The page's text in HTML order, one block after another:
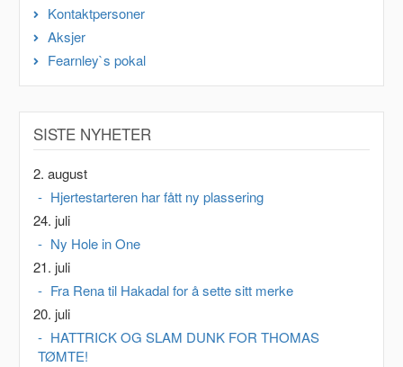
Kontaktpersoner
Aksjer
Fearnley`s pokal
SISTE NYHETER
2. august
Hjertestarteren har fått ny plassering
24. juli
Ny Hole in One
21. juli
Fra Rena til Hakadal for å sette sitt merke
20. juli
HATTRICK OG SLAM DUNK FOR THOMAS
TØMTE!